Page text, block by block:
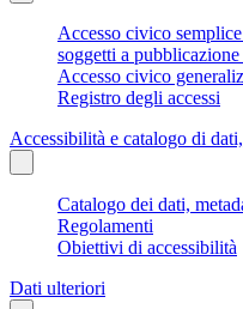
Accesso civico
soggetti a
Accesso civico
Registro degli accessi
Accessibilità e catalogo di
Catalogo dei dati,
Regolamenti
Obiettivi di accessibilità
Dati ulteriori